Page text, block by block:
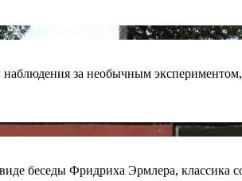
за необычным
беседы Фридриха Эрмлера, классика